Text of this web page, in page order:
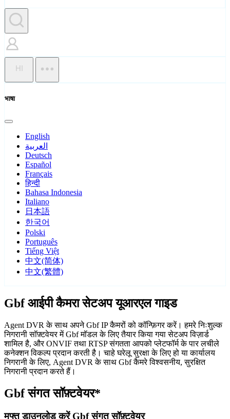
HI
भाषा
English
العربية
Deutsch
Español
Français
हिन्दी
Bahasa Indonesia
Italiano
日本語
한국어
Polski
Português
Tiếng Việt
中文(简体)
中文(繁體)
Gbf आईपी कैमरा सेटअप यूआरएल गाइड
Agent DVR के साथ अपने Gbf IP कैमरों को कॉन्फ़िगर करें। हमरे निःशुल्क
निगरानी सॉफ़्टवेयर में Gbf मॉडल के लिए तैयार किया गया सेटअप विज़ार्ड
शामिल है, और ONVIF तथा RTSP संगतता आपको प्लेटफॉर्म के पार लचीले
कनेक्शन विकल्प प्रदान करती है। चाहे घरेलू सुरक्षा के लिए हो या कार्यालय
निगरानी के लिए, Agent DVR के साथ Gbf कैमरे विश्वसनीय, सुरक्षित
निगरानी प्रदान करते हैं।
Gbf संगत सॉफ़्टवेयर*
मुफ्त डाउनलोड करें Gbf संगत सॉफ़्टवेयर